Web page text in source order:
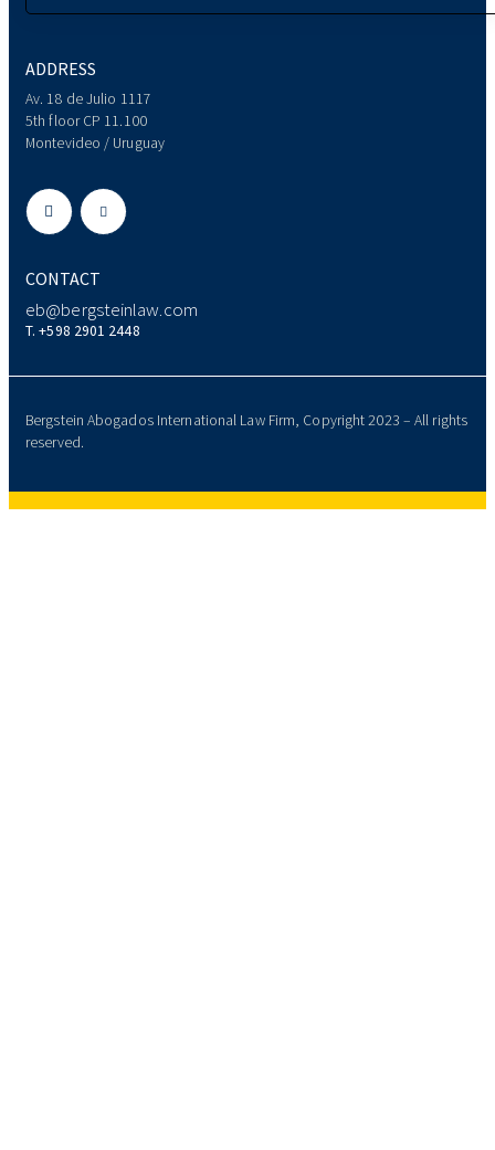
ADDRESS
Av. 18 de Julio 1117
5th floor CP 11.100
Montevideo / Uruguay
CONTACT
eb@bergsteinlaw.com
T. +598 2901 2448
Bergstein Abogados International Law Firm, Copyright 2023 – All rights
reserved.